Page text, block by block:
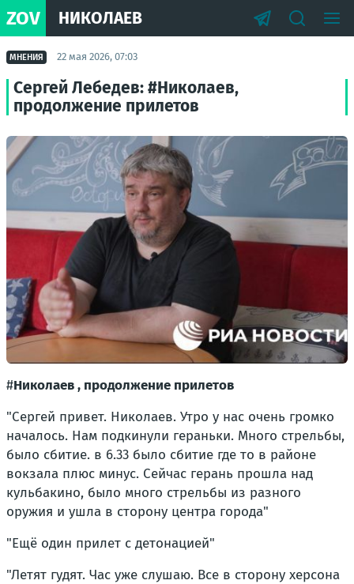
ZOV НИКОЛАЕВ
МНЕНИЯ 22 мая 2026, 07:03
Сергей Лебедев: #Николаев,
продолжение прилетов
#Николаев , продолжение прилетов
"Сергей привет. Николаев. Утро у нас очень громко
началось. Нам подкинули гераньки. Много стрельбы,
было сбитие. в 6.33 было сбитие где то в районе
вокзала плюс минус. Сейчас герань прошла над
кульбакино, было много стрельбы из разного
оружия и ушла в сторону центра города"
"Ещё один прилет с детонацией"
"Летят гудят. Час уже слушаю. Все в сторону херсона